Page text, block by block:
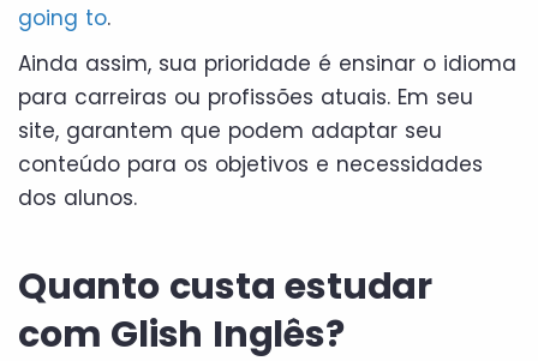
going to.
Ainda assim, sua prioridade é ensinar o idioma
para carreiras ou profissões atuais. Em seu
site, garantem que podem adaptar seu
conteúdo para os objetivos e necessidades
dos alunos.
Quanto custa estudar
com Glish Inglês?